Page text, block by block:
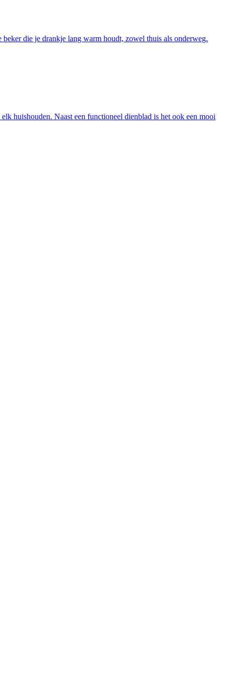
die je drankje lang warm houdt, zowel thuis als onderweg.
huishouden. Naast een functioneel dienblad is het ook een mooi